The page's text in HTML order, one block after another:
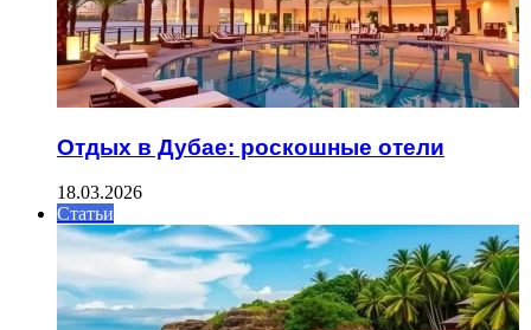
Отдых в Дубае: роскошные отели
18.03.2026
Статьи